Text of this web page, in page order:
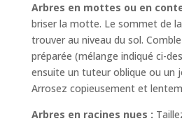
Arbres en mottes ou en
briser la motte. Le sommet de
trouver au niveau du sol.
préparée (mélange indiqué ci-
ensuite un tuteur oblique ou un
Arrosez copieusement et
Arbres en racines nues :